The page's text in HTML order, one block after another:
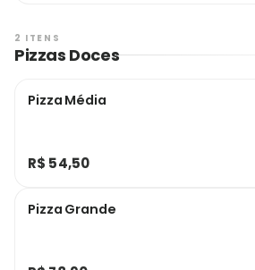
2 ITENS
Pizzas Doces
Pizza Média
R$ 54,50
Pizza Grande